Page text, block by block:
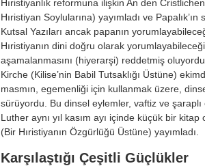
Hıristiyan­lık reformuna ilişkin An den
Hıristiyan Soylularına) ya­yımladı ve
Kutsal Yazıları ancak papanın
Hıristiyanın dini doğ­ru olarak
aşamalanmasını (hiyerarşi) reddetmiş
Kirche (Kilise’nin Babil Tutsaklığı Üstüne)
masmın, egemenliği için kullanmak üzere,
sürüyordu. Bu dinsel eylemler, vaftiz ve
Luther aynı yıl kasım ayı için­de küçük bir
(Bir Hıristiyanın Özgürlüğü Üstüne) yayımladı.
Karşılaştığı Çeşitli Güçlükler